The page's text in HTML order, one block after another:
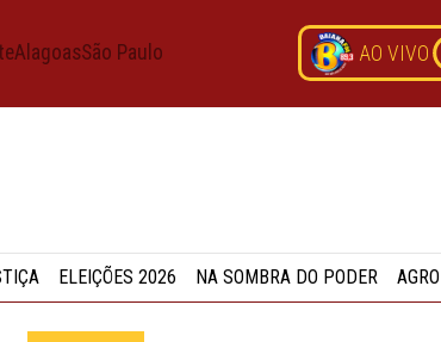
AlagoasSão Paulo AO VIVO
ELEIÇÕES 2026 NA SOMBRA DO PODER AGRO